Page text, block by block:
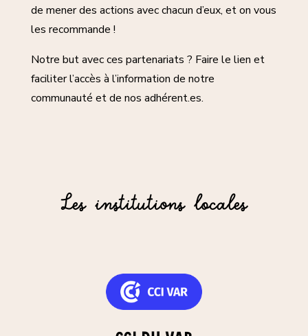
de mener des actions avec chacun d’eux, et on vous
les recommande !
Notre but avec ces partenariats ? Faire le lien et
faciliter l’accès à l’information de notre
communauté et de nos adhérent.es.
Les institutions locales